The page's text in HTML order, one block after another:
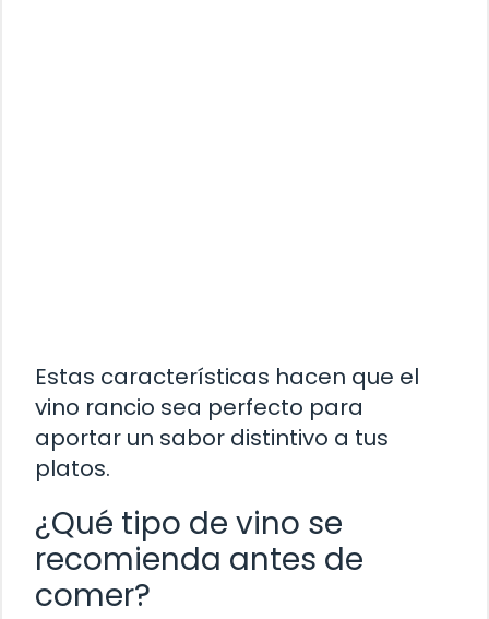
Estas características hacen que el
vino rancio sea perfecto para
aportar un sabor distintivo a tus
platos.
¿Qué tipo de vino se
recomienda antes de
comer?